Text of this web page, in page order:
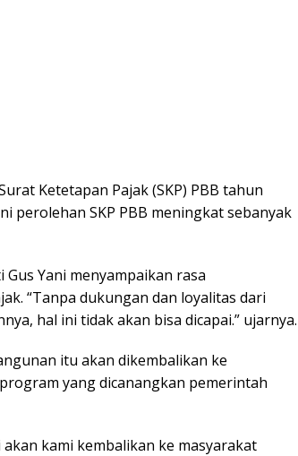
Ketetapan Pajak (SKP) PBB tahun
perolehan SKP PBB meningkat sebanyak
Yani menyampaikan rasa
“Tanpa dukungan dan loyalitas dari
hal ini tidak akan bisa dicapai.” ujarnya.
itu akan dikembalikan ke
yang dicanangkan pemerintah
kami kembalikan ke masyarakat